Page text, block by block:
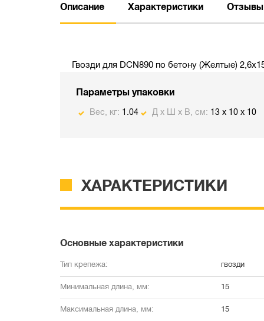
Описание Характеристики Отзывы
Гвозди для DCN890 по бетону (Желтые)
Параметры упаковки
Вес, кг: 1.04 Д х Ш х В, см: 13 x 10 x 10
ХАРАКТЕРИСТИКИ
Основные характеристики
Тип крепежа: гвозди
Минимальная длина, мм: 15
Максимальная длина, мм: 15